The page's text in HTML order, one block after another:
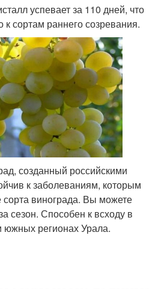
успевает за 110 дней, что
к сортам раннего созревания.
созданный российскими
к заболеваниям, которым
сорта винограда. Вы можете
сезон. Способен к всходу в
южных регионах Урала.